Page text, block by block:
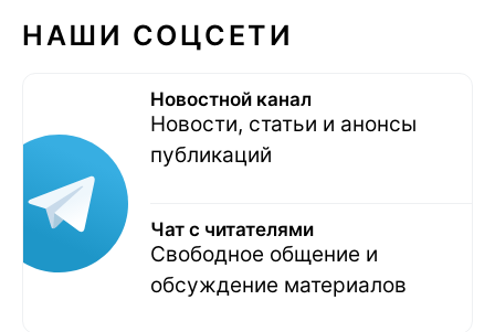
НАШИ СОЦСЕТИ
Новостной канал
Новости, статьи и анонсы
публикаций
Чат с читателями
Свободное общение и
обсуждение материалов